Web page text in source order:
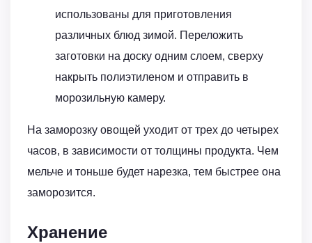
использованы для приготовления
различных блюд зимой. Переложить
заготовки на доску одним слоем, сверху
накрыть полиэтиленом и отправить в
морозильную камеру.
На заморозку овощей уходит от трех до четырех
часов, в зависимости от толщины продукта. Чем
мельче и тоньше будет нарезка, тем быстрее она
заморозится.
Хранение